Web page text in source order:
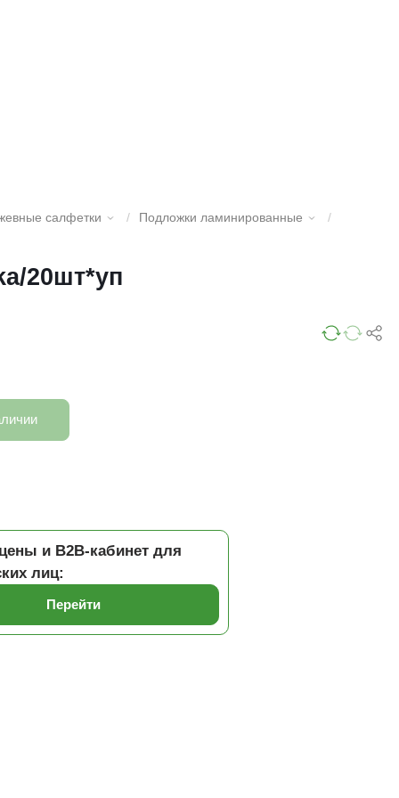
салфетки / Подложки ламинированные
/
20шт*уп
и B2B-кабинет для
лиц:
Перейти